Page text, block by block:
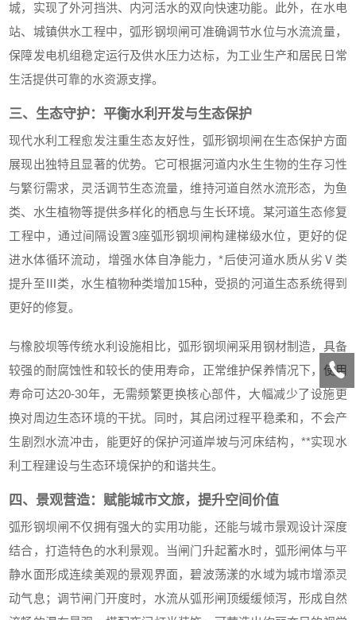
城，实现了外河挡洪、内河活水的双向快速功能。此外，在水电
站、城镇供水工程中，弧形钢坝闸可准确调节水位与水流流量，
保障发电机组稳定运行及供水压力达标，为工业生产和居民日常
生活提供可靠的水资源支撑。
三、生态守护：平衡水利开发与生态保护
现代水利工程愈发注重生态友好性，弧形钢坝闸在生态保护方面
展现出独特且显著的优势。它可根据河道内水生生物的生存习性
与繁衍需求，灵活调节生态流量，维持河道自然水流形态，为鱼
类、水生植物等提供多样化的栖息与生长环境。某河道生态修复
工程中，通过间隔设置3座弧形钢坝闸构建梯级水位，更好的促
进水体循环流动，增强水体自净能力，*后使河道水质从劣Ⅴ类
提升至Ⅲ类，水生植物种类增加15种，受损的河道生态系统得到
更好的修复。
与橡胶坝等传统水利设施相比，弧形钢坝闸采用钢材制造，具备
较强的耐腐蚀性和较长的使用寿命，正常维护保养情况下，使用
寿命可达20-30年，无需频繁更换核心部件，大幅减少了设施更
换对周边生态环境的干扰。同时，其启闭过程平稳柔和，不会产
生剧烈水流冲击，能更好的保护河道岸坡与河床结构，**实现水
利工程建设与生态环境保护的和谐共生。
四、景观营造：赋能城市文旅，提升空间价值
弧形钢坝闸不仅拥有强大的实用功能，还能与城市景观设计深度
结合，打造特色的水利景观。当闸门升起蓄水时，弧形闸体与平
静水面形成连续美观的景观界面，碧波荡漾的水域为城市增添灵
动气息；调节闸门开度时，水流从弧形闸顶缓缓倾泻，形成自然